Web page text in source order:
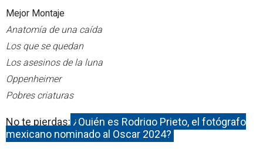
Mejor Montaje
Anatomía de una caída
Los que se quedan
Los asesinos de la luna
Oppenheimer
Pobres criaturas
No te pierdas: ¿Quién es Rodrigo Prieto, el fotógrafo
mexicano nominado al Oscar 2024?